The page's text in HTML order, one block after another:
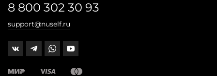
8 800 302 30 93
support@nuself.ru